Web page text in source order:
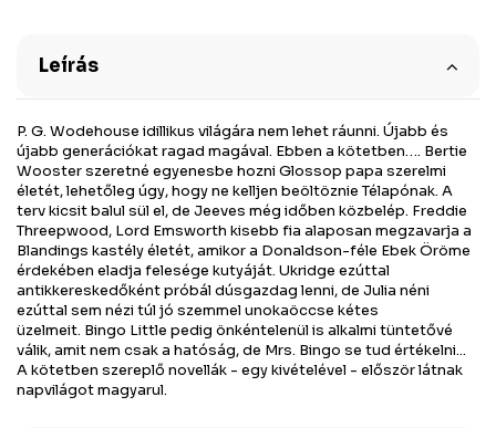
Leírás
P. G. Wodehouse idillikus világára nem lehet ráunni. Újabb és
újabb generációkat ragad magával. Ebben a kötetben…. Bertie
Wooster szeretné egyenesbe hozni Glossop papa szerelmi
életét, lehetőleg úgy, hogy ne kelljen beöltöznie Télapónak. A
terv kicsit balul sül el, de Jeeves még időben közbelép. Freddie
Threepwood, Lord Emsworth kisebb fia alaposan megzavarja a
Blandings kastély életét, amikor a Donaldson-féle Ebek Öröme
érdekében eladja felesége kutyáját. Ukridge ezúttal
antikkereskedőként próbál dúsgazdag lenni, de Julia néni
ezúttal sem nézi túl jó szemmel unokaöccse kétes
üzelmeit. Bingo Little pedig önkéntelenül is alkalmi tüntetővé
válik, amit nem csak a hatóság, de Mrs. Bingo se tud értékelni...
A kötetben szereplő novellák - egy kivételével - először látnak
napvilágot magyarul.